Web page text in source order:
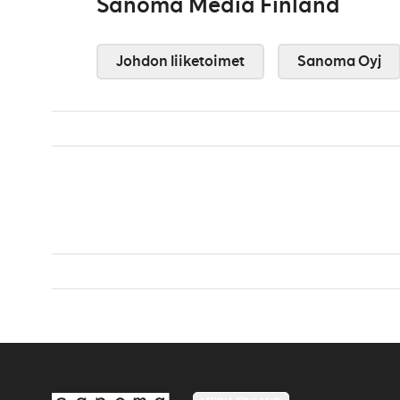
Johdon liiketoimet Sanoma Oyj